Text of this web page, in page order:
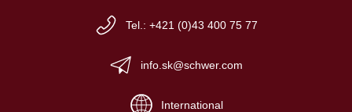
Tel.: +421 (0)43 400 75 77
info.sk@schwer.com
International